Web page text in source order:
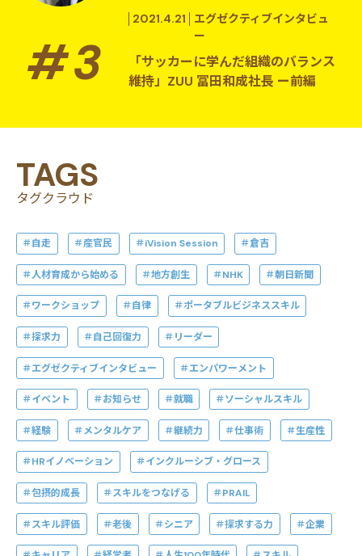
「サッカーに学んだ組織のバランス
維持」ZUU 冨田和成社長 ー前編
エグゼクティブインタビュ
ー
2021.4.21
TAGS
タグクラウド
自走 産官民 iVision Session 倉吉
人材育成から始める 地方創生 NHK 朝日新聞
ワークショップ 自律 ポータブルビジネススキル
探求力 自己回復力 リーダー
エグゼクティブインタビュー エンパワーメント
イベント お知らせ 就職 ソーシャルスキル
経験 メンタルケア 継続力 仕事術 生産性
HRイノベーション インクルーシブ・グロース
包摂的成長 スキルをつなげる PRAIL
スキル評価 老後 シニア 探求する力 企業